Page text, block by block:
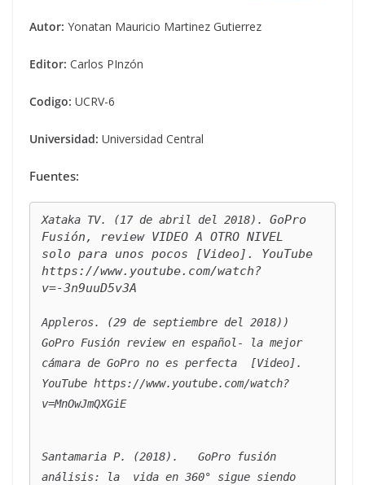
Autor: Yonatan Mauricio Martinez Gutierrez
Editor: Carlos PInzón
Codigo: UCRV-6
Universidad: Universidad Central
Fuentes:
Xataka TV. (17 de abril del 2018). GoPro
Fusión, review VIDEO A OTRO NIVEL
solo para unos pocos [Video]. YouTube
https://www.youtube.com/watch?
v=-3n9uuD5v3A
GoPro Fusión review en español- la mejor
cámara de GoPro no es perfecta
  [Video].
YouTube https://www.youtube.com/watch?
v=MnOwJmQXGiE
Santamaria P. (2018). GoPro fusión
análisis: la  vida en 360° sigue siendo